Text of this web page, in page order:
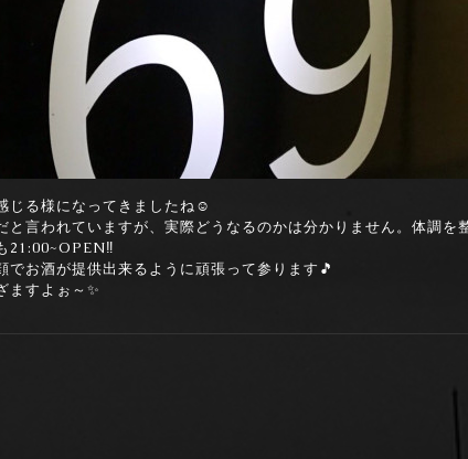
じる様になってきましたね☺️
と言われていますが、実際どうなるのかは分かりません。体調を
21:00~OPEN‼️
でお酒が提供出来るように頑張って参ります🎵
ますよぉ～✨